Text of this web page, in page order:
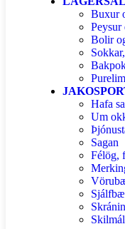
Buxur
Peysur
Bolir
Hafa
Um
Sagan
Félög,